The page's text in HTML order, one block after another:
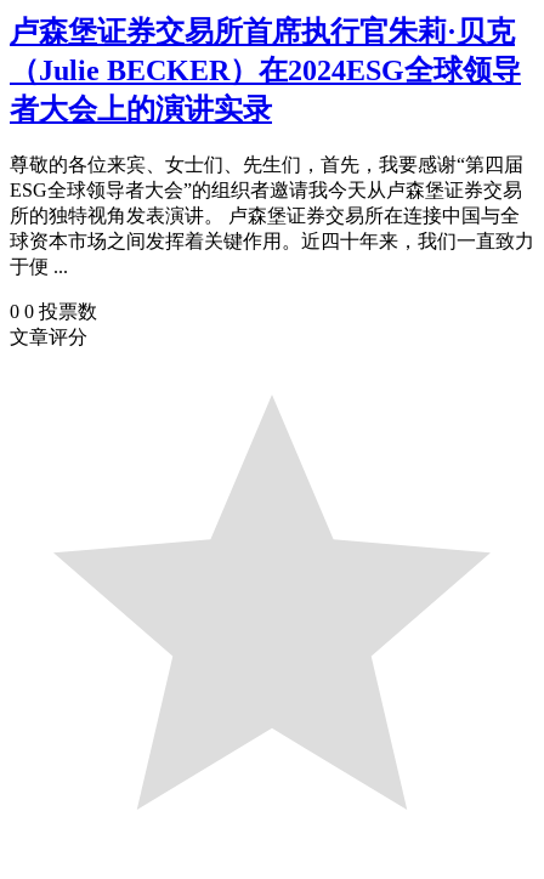
卢森堡证券交易所首席执行官朱莉·贝克
（Julie BECKER）在2024ESG全球领导
者大会上的演讲实录
尊敬的各位来宾、女士们、先生们，首先，我要感谢“第四届
ESG全球领导者大会”的组织者邀请我今天从卢森堡证券交易
所的独特视角发表演讲。 卢森堡证券交易所在连接中国与全
球资本市场之间发挥着关键作用。近四十年来，我们一直致力
于便 ...
0 0 投票数
文章评分